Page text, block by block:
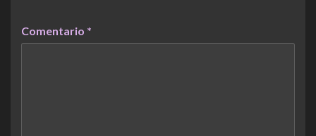
Comentario *